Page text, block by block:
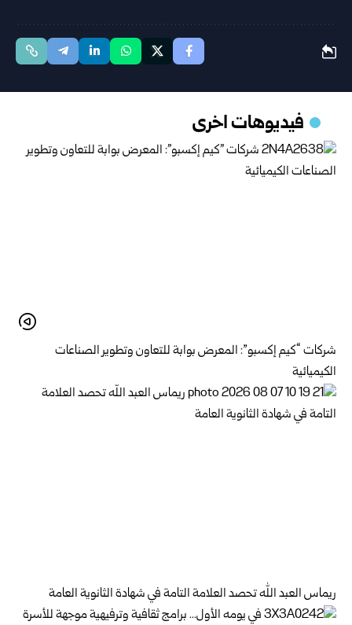
فيديوهات اخرى
شركات “كيم إكسبو”: المعرض بوابة للتعاون وتطوير الصناعات
الكيميائية
ريماس العبد الله تحصد العلامة التامة في شهادة الثانوية العامة